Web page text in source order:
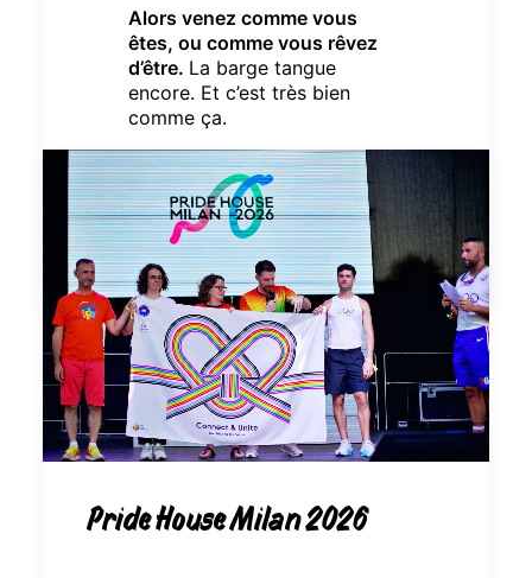
Alors venez comme vous
êtes, ou comme vous rêvez
d’être. La barge tangue
encore. Et c’est très bien
comme ça.
by Louis Tournier
Pride House Milan 2026